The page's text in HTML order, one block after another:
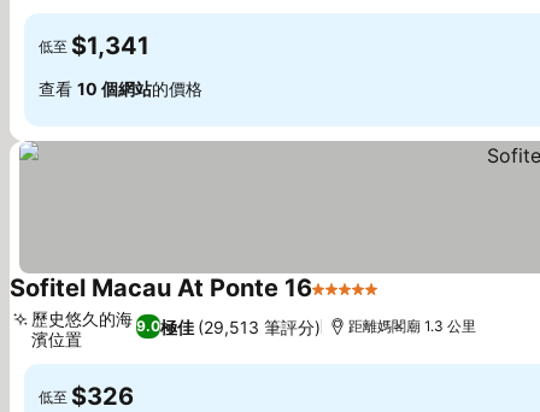
低至 $1,341
查看 10 個網站的價格
Sofitel Macau At Ponte 165 星級
9.0極佳 (29,513 筆評分)
歷史悠久的海
濱位置
距離媽閣廟 1.3 公里
低至 $326